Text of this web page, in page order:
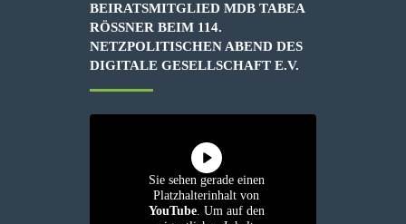
BEIRATSMITGLIED MDB TABEA
RÖSSNER BEIM 114. N
ETZPOLITISCHEN ABEND DES D
IGITALE GESELLSCHAFT E.V.
Sie sehen gerade einen
Platzhalterinhalt von
YouTube. Um auf den